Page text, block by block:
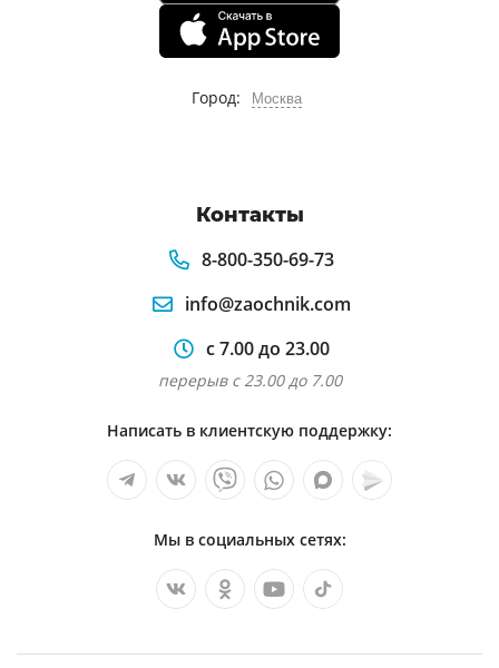
Город: Москва
Контакты
8-800-350-69-73
info@zaochnik.com
с 7.00 до 23.00
перерыв с 23.00 до 7.00
Написать в клиентскую поддержку:
Мы в социальных сетях: